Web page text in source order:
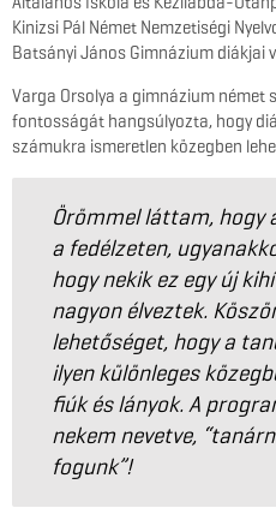
Kinizsi Pál Német Nemzetiségi
Batsányi János Gimnázium diákjai
Varga Orsolya a gimnázium német
fontosságát hangsúlyozta, hogy
számukra ismeretlen közegben
Örömmel láttam, hogy
a fedélzeten,
hogy nekik ez egy új
nagyon élveztek.
lehetőséget, hogy a
ilyen különleges
fiúk és lányok. A
nekem nevetve,
fogunk”!